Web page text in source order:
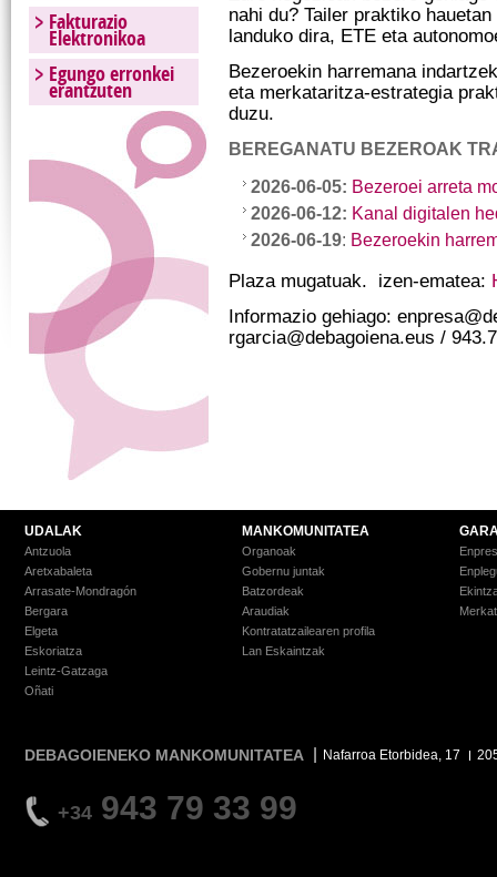
nahi du? Tailer praktiko
landuko dira, ETE eta
Bezeroekin harremana
eta merkataritza-estrategia
duzu.
BEREGANATU BEZEROAK
2026-06-05: Bezeroei arreta
2026-06-12: Kanal digitalen
2026-06-19: Bezeroekin
Plaza mugatuak. izen-ematea:
Informazio gehiago:
rgarcia@debagoiena.eus /
Fakturazio
Elektronikoa
Egungo erronkei
erantzuten
UDALAK
Antzuola
Aretxabaleta
Arrasate-Mondragón
Bergara
Elgeta
Eskoriatza
Leintz-Gatzaga
Oñati
MANKOMUNITATEA
Organoak
Gobernu juntak
Batzordeak
Araudiak
Kontratatzailearen profila
Lan Eskaintzak
DEBAGOIENEKO MANKOMUNITATEA Nafarroa Etorbidea, 17
+34 943 79 33 99